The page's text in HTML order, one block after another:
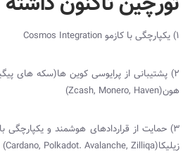
1) یکپارچگی با کازمو Cosmos Integration
2) پشتیبانی از پرایوسی کوین ها(سکه های
هون(Zcash, Monero, Haven
)
3) حمایت از قراردادهای هوشمند و یکپارچگی با
زیلیکا(Cardano, Polkadot. Avalanche, Zilliqa
)